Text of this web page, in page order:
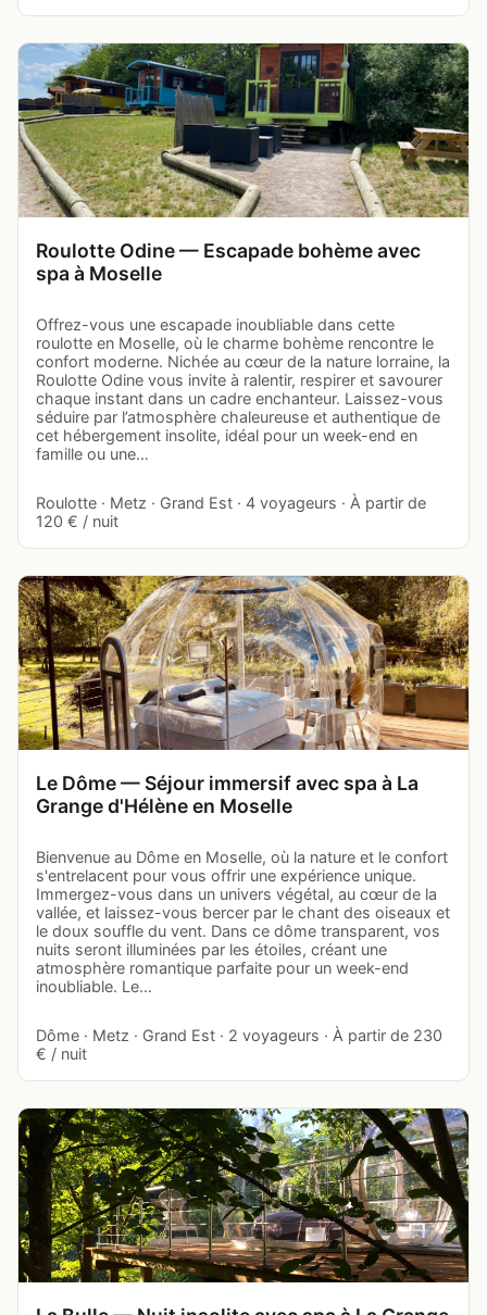
Roulotte Odine — Escapade bohème avec
spa à Moselle
Offrez-vous une escapade inoubliable dans cette
roulotte en Moselle, où le charme bohème rencontre le
confort moderne. Nichée au cœur de la nature lorraine, la
Roulotte Odine vous invite à ralentir, respirer et savourer
chaque instant dans un cadre enchanteur. Laissez-vous
séduire par l’atmosphère chaleureuse et authentique de
cet hébergement insolite, idéal pour un week-end en
famille ou une…
Roulotte · Metz · Grand Est · 4 voyageurs · À partir de
120 € / nuit
Le Dôme — Séjour immersif avec spa à La
Grange d'Hélène en Moselle
Bienvenue au Dôme en Moselle, où la nature et le confort
s'entrelacent pour vous offrir une expérience unique.
Immergez-vous dans un univers végétal, au cœur de la
vallée, et laissez-vous bercer par le chant des oiseaux et
le doux souffle du vent. Dans ce dôme transparent, vos
nuits seront illuminées par les étoiles, créant une
atmosphère romantique parfaite pour un week-end
inoubliable. Le…
Dôme · Metz · Grand Est · 2 voyageurs · À partir de 230
€ / nuit